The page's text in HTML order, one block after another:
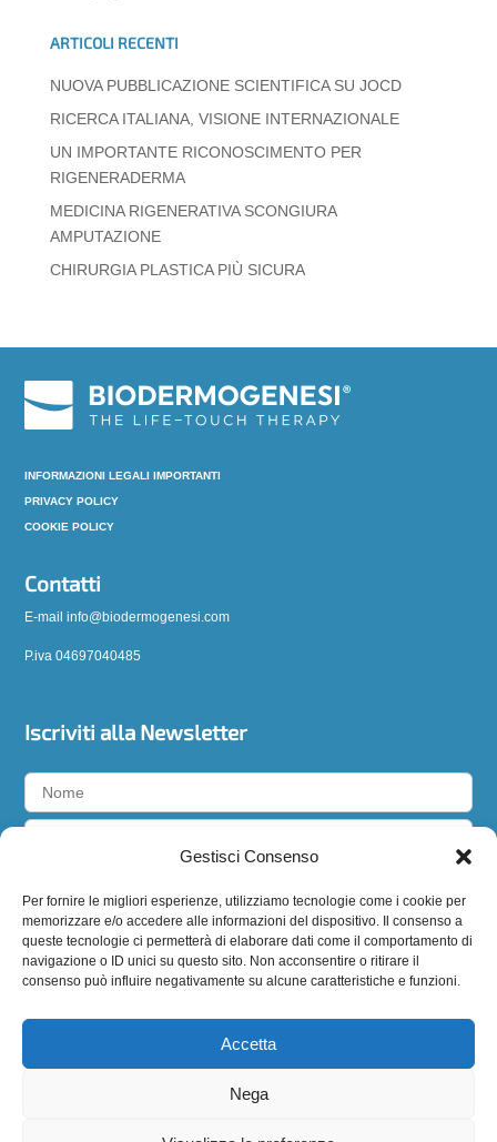
Gestisci Consenso
Per fornire le migliori esperienze, utilizziamo tecnologie come i cookie per
memorizzare e/o accedere alle informazioni del dispositivo. Il consenso a
queste tecnologie ci permetterà di elaborare dati come il comportamento di
navigazione o ID unici su questo sito. Non acconsentire o ritirare il
consenso può influire negativamente su alcune caratteristiche e funzioni.
Accetta
Nega
ARTICOLI RECENTI
NUOVA PUBBLICAZIONE SCIENTIFICA SU JOCD
RICERCA ITALIANA, VISIONE INTERNAZIONALE
UN IMPORTANTE RICONOSCIMENTO PER
RIGENERADERMA
MEDICINA RIGENERATIVA SCONGIURA
AMPUTAZIONE
CHIRURGIA PLASTICA PIÙ SICURA
INFORMAZIONI LEGALI IMPORTANTI
PRIVACY POLICY
COOKIE POLICY
Contatti
E-mail info@biodermogenesi.com
P.iva 04697040485
Iscriviti alla Newsletter
Seguici